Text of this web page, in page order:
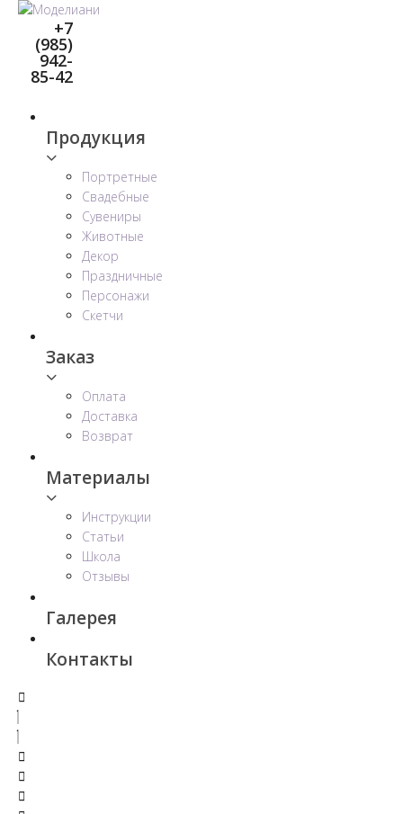
Перейти
контенту
+7
(985)
942-
85-42
Продукция
Портретные
Свадебные
Сувениры
Животные
Декор
Праздничные
Персонажи
Скетчи
Заказ
Оплата
Доставка
Возврат
Материалы
Инструкции
Статьи
Школа
Отзывы
Галерея
Контакты